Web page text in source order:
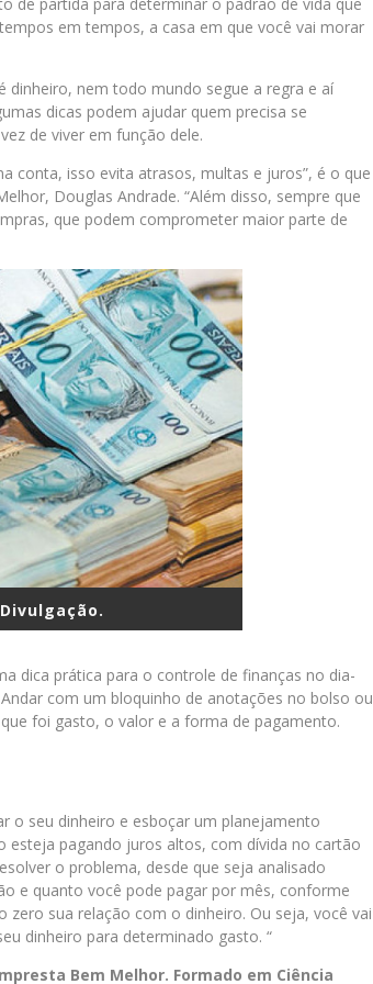
em tempos, a casa em que você vai morar
nem todo mundo segue a regra e aí
dicas podem ajudar quem precisa se
de viver em função dele.
conta, isso evita atrasos, multas e juros”, é o que
Douglas Andrade. “Além disso, sempre que
que podem comprometer maior parte de
dica prática para o controle de finanças no dia-
com um bloquinho de anotações no bolso ou
foi gasto, o valor e a forma de pagamento.
o seu dinheiro e esboçar um planejamento
esteja pagando juros altos, com dívida no cartão
o problema, desde que seja analisado
e quanto você pode pagar por mês, conforme
sua relação com o dinheiro. Ou seja, você vai
dinheiro para determinado gasto. “
Bem Melhor. Formado em Ciência